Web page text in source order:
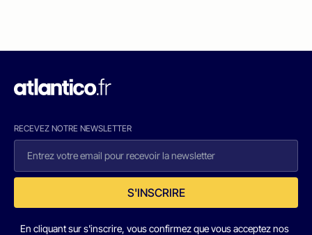
RECEVEZ NOTRE NEWSLETTER
S'INSCRIRE
En cliquant sur s'inscrire, vous confirmez que vous acceptez nos